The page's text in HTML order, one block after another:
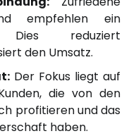
empfehlen ein
Dies reduziert
den Umsatz.
Der Fokus liegt auf
die von den
profitieren und das
haben.